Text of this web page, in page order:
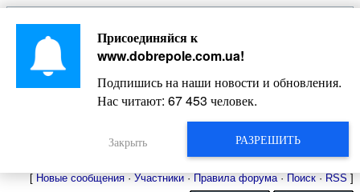
Главная
Новости
Довідкова
Фото
Оголошення
Видео
Жизнь Добропольского края
[ Новые сообщения · Участники · Правила форума· Поиск · RSS ]
Присоединяйся к
www.dobrepole.com.ua!
Подпишись на наши новости и обновления.
Нас читают: 67 453 человек.
РАЗРЕШИТЬ
Закрыть